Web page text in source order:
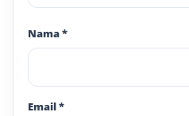
Nama*
Email*